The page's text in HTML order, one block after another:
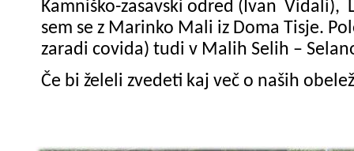
Kamniško-zasavski odred (Ivan Vidali),
sem se z Marinko Mali iz Doma Tisje.
zaradi covida) tudi v Malih Selih –
Če bi želeli zvedeti kaj več o naših